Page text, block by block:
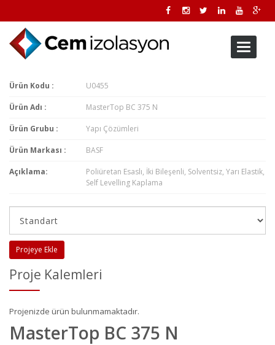
Toggle
Ürün Kodu : U0455
Ürün Adı : MasterTop BC 375 N
Ürün Grubu : Yapı Çözümleri
Ürün Markası : BASF
Açıklama:
Poliüretan Esaslı, İki Bileşenli, Solventsiz, Yarı Elastik,
Self Levelling Kaplama
Projeye Ekle
Proje Kalemleri
Projenizde ürün bulunmamaktadır.
MasterTop BC 375 N